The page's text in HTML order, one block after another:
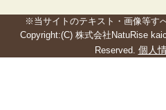
※当サイトのテキスト・画像等す
Copyright:(C) 株式会社NatuRise
Reserved. 個人